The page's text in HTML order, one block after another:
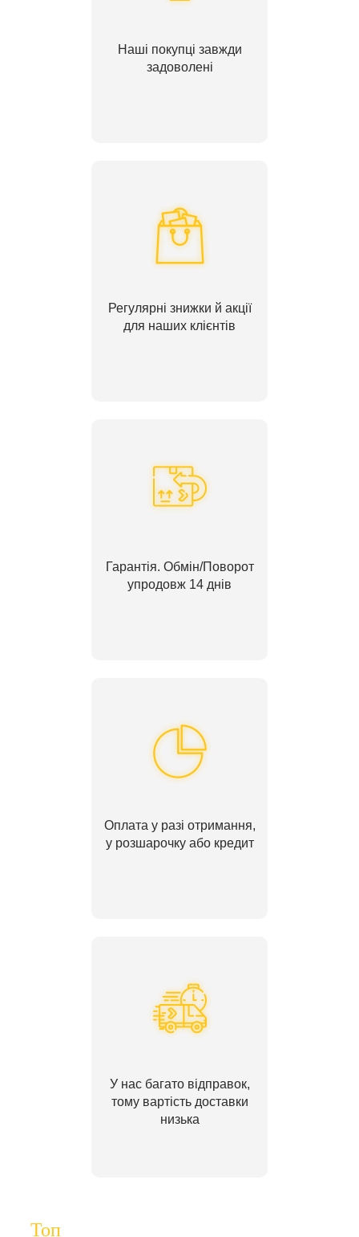
Наші покупці завжди
задоволені
Регулярні знижки й акції
для наших клієнтів
Гарантія. Обмін/Поворот
упродовж 14 днів
Оплата у разі отримання,
у розшарочку або кредит
У нас багато відправок,
тому вартість доставки
низька
Топ